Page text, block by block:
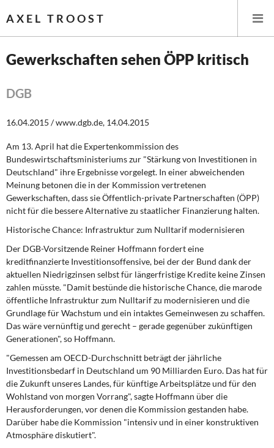
AXEL TROOST
Leitlinien linker Wirtschafts- und Finanzpolitik
Wirtschaftspolitik
Steuer- und Finanzpolitik
Öffentliche Infrastruktur und Daseinsvorsorge
Eurokrise und Griechenland
DIE LINKE
Weitere Themen
Memo-Gruppe
Institut Solidarische Moderne
Rosa-Luxemburg-Stiftung
Über mich
Gewerkschaften sehen ÖPP kritisch
DGB
16.04.2015 / www.dgb.de, 14.04.2015
Am 13. April hat die Expertenkommission des
Bundeswirtschaftsministeriums zur "Stärkung von Investitionen in
Deutschland" ihre Ergebnisse vorgelegt. In einer abweichenden
Meinung betonen die in der Kommission vertretenen
Gewerkschaften, dass sie Öffentlich-private Partnerschaften (ÖPP)
nicht für die bessere Alternative zu staatlicher Finanzierung halten.
Historische Chance: Infrastruktur zum Nulltarif modernisieren
Der DGB-Vorsitzende Reiner Hoffmann fordert eine
kreditfinanzierte Investitionsoffensive, bei der der Bund dank der
aktuellen Niedrigzinsen selbst für längerfristige Kredite keine Zinsen
zahlen müsste. "Damit bestünde die historische Chance, die marode
öffentliche Infrastruktur zum Nulltarif zu modernisieren und die
Grundlage für Wachstum und ein intaktes Gemeinwesen zu schaffen.
Das wäre vernünftig und gerecht – gerade gegenüber zukünftigen
Generationen", so Hoffmann.
"Gemessen am OECD-Durchschnitt beträgt der jährliche
Investitionsbedarf in Deutschland um 90 Milliarden Euro. Das hat für
die Zukunft unseres Landes, für künftige Arbeitsplätze und für den
Wohlstand von morgen Vorrang", sagte Hoffmann über die
Herausforderungen, vor denen die Kommission gestanden habe.
Darüber habe die Kommission "intensiv und in einer konstruktiven
Atmosphäre diskutiert".